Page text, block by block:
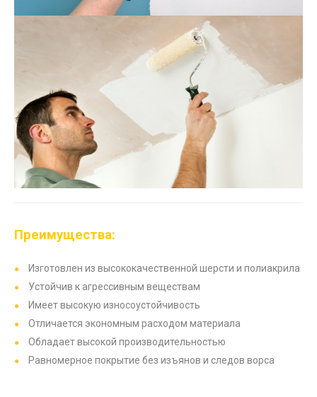
Преимущества:
Изготовлен из высококачественной шерсти и полиакрила
Устойчив к агрессивным веществам
Имеет высокую износоустойчивость
Отличается экономным расходом материала
Обладает высокой производительностью
Равномерное покрытие без изъянов и следов ворса